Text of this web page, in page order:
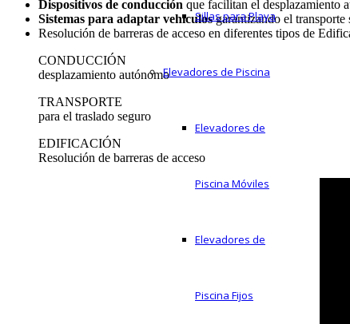
Sillas para Playa
Elevadores de Piscina
Elevadores de
Piscina Móviles
Elevadores de
Piscina Fijos
Dispositivos de conducción que facilitan el desplazamiento
Sistemas para adaptar vehículosgarantizando el transporte
Resolución de barreras de acceso en diferentes tipos de
CONDUCCIÓN
desplazamiento autónomo
TRANSPORTE
para el traslado seguro
EDIFICACIÓN
Resolución de barreras de acceso